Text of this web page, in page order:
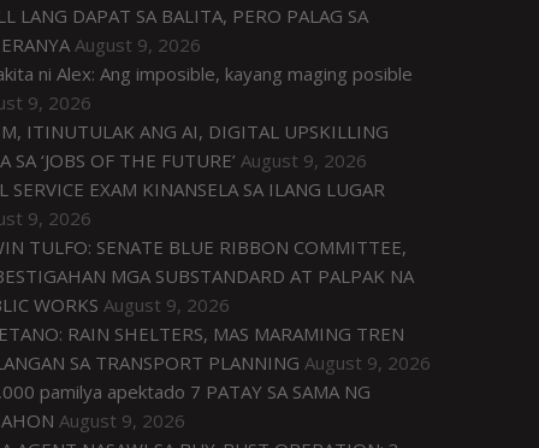
LANG DAPAT SA BALITA, PERO PALAG SA
August 9, 2026
ni Alex: Ang imposible, kayang maging posible
9, 2026
ITINUTULAK ANG AI, DIGITAL UPSKILLING
SA ‘JOBS OF THE FUTURE’ August 9, 2026
SERVICE EXAM KINANSELA SA ILANG LUGAR
9, 2026
TULFO: SENATE BLUE RIBBON COMMITTEE,
MGA SUBSTANDARD AT PALPAK NA
WORKS August 9, 2026
RAIN SHELTERS, MAS MARAMING TREN
SA TRANSPORT PLANNING August 9, 2026
pamilya apektado 7 PATAY SA SAMA NG
August 9, 2026